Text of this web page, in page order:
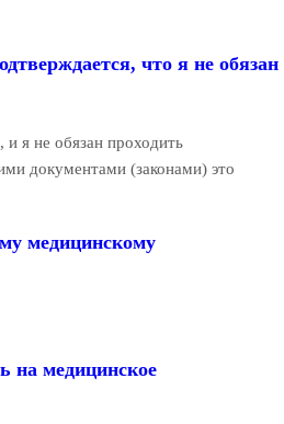
что я не обязан
и я не обязан проходить
документами (законами) это
медицинскому
на медицинское